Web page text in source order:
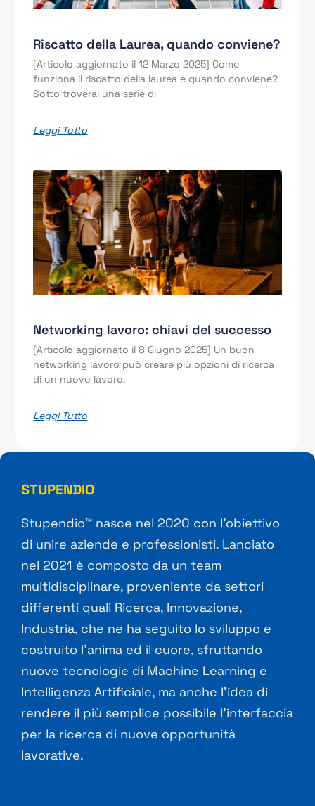
Riscatto della Laurea, quando conviene?
[Articolo aggiornato il 12 Marzo 2025] Come
funziona il riscatto della laurea e quando conviene?
Sotto troverai una serie di
Leggi Tutto
Networking lavoro: chiavi del successo
[Articolo aggiornato il 8 Giugno 2025] Un buon
networking lavoro può creare più opzioni di ricerca
di un nuovo lavoro.
Leggi Tutto
STUPENDIO
Stupendio™ nasce nel 2020 con l’obiettivo
di unire aziende e professionisti. Lanciato
nel 2021 è composto da un team
multidisciplinare, proveniente da settori
differenti quali Ricerca, Innovazione,
Industria, che ne ha seguito lo sviluppo e
costruito l’anima ed il cuore, sfruttando
nuove tecnologie di Machine Learning e
Intelligenza Artificiale, ma anche l’idea di
rendere il più semplice possibile l’interfaccia
per la ricerca di nuove opportunità
lavorative.